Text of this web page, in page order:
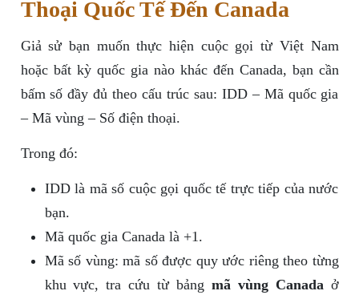
Thoại Quốc Tế Đến Canada
Giả sử bạn muốn thực hiện cuộc gọi từ Việt Nam
hoặc bất kỳ quốc gia nào khác đến Canada, bạn cần
bấm số đầy đủ theo cấu trúc sau: IDD – Mã quốc gia
– Mã vùng – Số điện thoại.
Trong đó:
IDD là mã số cuộc gọi quốc tế trực tiếp của nước
bạn.
Mã quốc gia Canada là +1.
Mã số vùng: mã số được quy ước riêng theo từng
khu vực, tra cứu từ bảng mã vùng Canadaở